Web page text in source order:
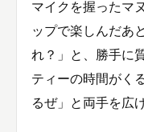
マイクを握ったマ
ップで楽しんだあ
れ？」と、勝手に
ティーの時間がく
るぜ」と両手を広げ